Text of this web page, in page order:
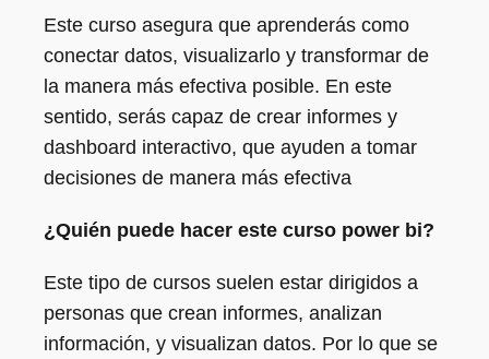
Este curso asegura que aprenderás como
conectar datos, visualizarlo y transformar de
la manera más efectiva posible. En este
sentido, serás capaz de crear informes y
dashboard interactivo, que ayuden a tomar
decisiones de manera más efectiva
¿Quién puede hacer este curso power bi?
Este tipo de cursos suelen estar dirigidos a
personas que crean informes, analizan
información, y visualizan datos. Por lo que se